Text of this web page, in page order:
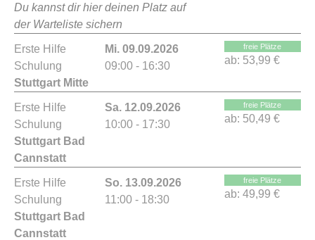
Du kannst dir hier deinen Platz auf
der Warteliste sichern
Erste Hilfe
Schulung
Stuttgart Mitte
Mi. 09.09.2026
09:00 - 16:30
freie Plätze
ab: 53,99 €
Erste Hilfe
Schulung
Stuttgart Bad
Cannstatt
Sa. 12.09.2026
10:00 - 17:30
freie Plätze
ab: 50,49 €
Erste Hilfe
Schulung
Stuttgart Bad
Cannstatt
So. 13.09.2026
11:00 - 18:30
freie Plätze
ab: 49,99 €